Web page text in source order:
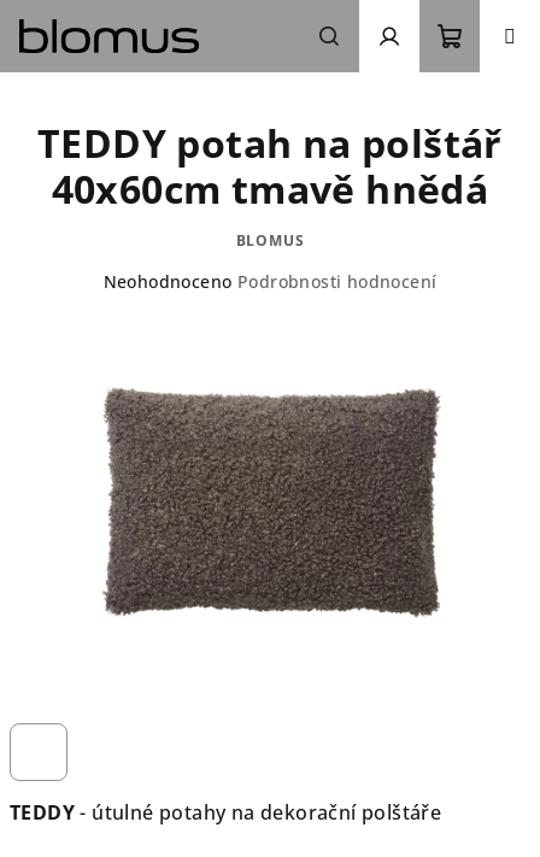
obsah
Hledat Přihlášení
košík
TEDDY- útulné potahy na dekorační polštáře
TEDDY potah na polštář
40x60cm tmavě hnědá
BLOMUS
Průměrné
z
5
hvězdiček.
Neohodnoceno Podrobnosti hodnocení